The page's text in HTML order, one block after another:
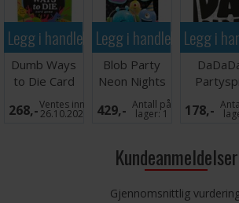
Legg i handlekurven
Dumb Ways
to Die Card
Game
268,-Ventes inn
26.10.2026
Legg i handlekurven
Blob Party
Neon Nights
Partyspill
429,- Antall på
lager:1
Legg i
178,-
Kundeanmeldelser
Gjennomsnittlig